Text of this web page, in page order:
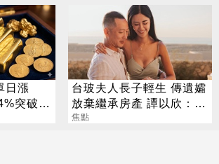
日漲
突破
台玻夫人長子輕生 傳遺孀
放棄繼承房產 譚以欣：不
實內容二次傷害
焦點